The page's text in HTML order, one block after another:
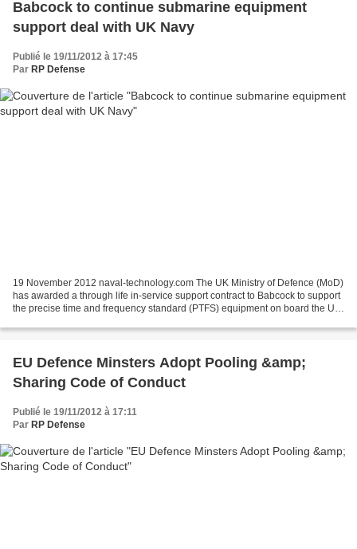
Babcock to continue submarine equipment
support deal with UK Navy
Publié le 19/11/2012 à 17:45
Par RP Defense
19 November 2012 naval-technology.com The UK Ministry of Defence (MoD)
has awarded a through life in-service support contract to Babcock to support
the precise time and frequency standard (PTFS) equipment on board the UK
EU Defence Minsters Adopt Pooling &amp;
Sharing Code of Conduct
Publié le 19/11/2012 à 17:11
Par RP Defense